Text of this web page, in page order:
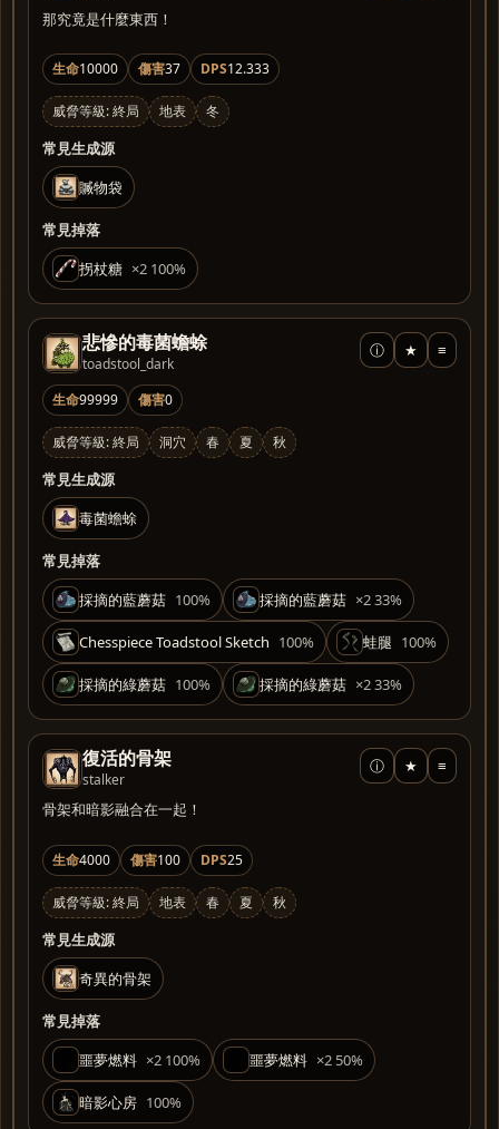
那究竟是什麼東西！
生命10000 傷害37 DPS12.333
威脅等級: 終局 地表 冬
常見生成源
贓物袋
常見掉落
拐杖糖 ×2 100%
悲慘的毒菌蟾蜍
toadstool_dark
ⓘ ★ ≡
生命99999 傷害0
威脅等級: 終局 洞穴 春 夏 秋
常見生成源
毒菌蟾蜍
常見掉落
採摘的藍蘑菇 100% 採摘的藍蘑菇 ×2 33%
Chesspiece Toadstool Sketch 100% 蛙腿 100%
採摘的綠蘑菇 100% 採摘的綠蘑菇 ×2 33%
復活的骨架
stalker
ⓘ ★ ≡
骨架和暗影融合在一起！
生命4000 傷害100 DPS25
威脅等級: 終局 地表 春 夏 秋
常見生成源
奇異的骨架
常見掉落
噩夢燃料 ×2 100% 噩夢燃料 ×2 50%
暗影心房 100%